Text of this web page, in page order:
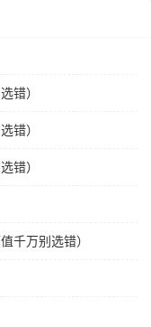
错）
错）
错）
千万别选错）